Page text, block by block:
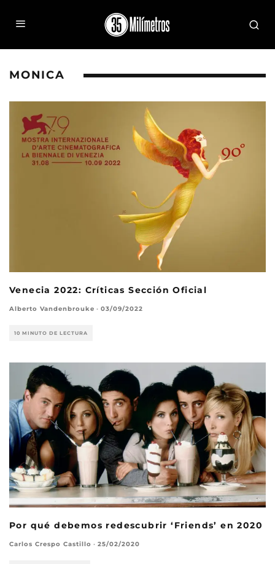
MONICA
Venecia 2022: Críticas Sección Oficial
Alberto Vandenbrouke · 03/09/2022
10 MINUTO DE LECTURA
Por qué debemos redescubrir ‘Friends’ en 2020
Carlos Crespo Castillo · 25/02/2020